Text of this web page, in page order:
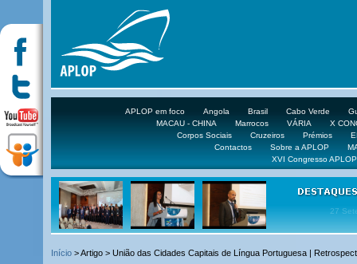
APLOP em foco Angola Brasil Cabo Verde
MACAU - CHINA
Marrocos VÁRIA
X
Corpos Sociais
Cruzeiros Prémios
Contactos
Sobre a APLOP
XVI Congresso APLOP
16 DE
Início > Artigo > União das Cidades Capitais de Língua Portuguesa |